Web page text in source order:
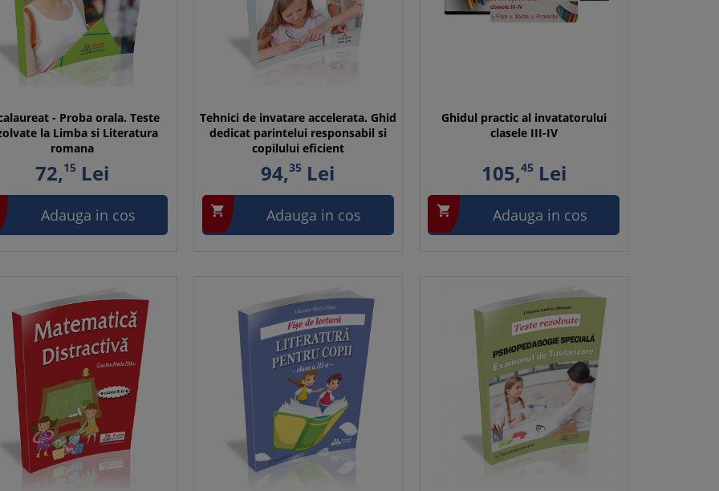
- Proba orala. Teste
la Limba si Literatura
romana
72,15Lei
Adauga in cos
Tehnici de invatare accelerata. Ghid
dedicat parintelui responsabil si
copilului eficient
94,35 Lei
 Adauga in cos
Ghidul practic al invatatorului
clasele III-IV
105,45Lei
 Adauga in cos